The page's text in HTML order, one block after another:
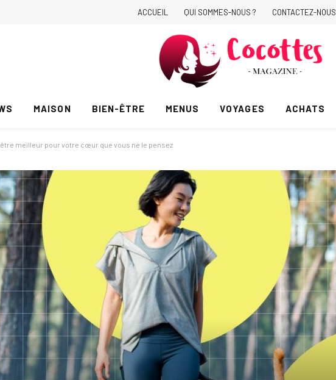
ACCUEIL QUI SOMMES-NOUS ? CONTACTEZ-NOUS
MAISON BIEN-ÊTRE MENUS VOYAGES ACHATS
meilleur pour votre cœur que vous ne le pensez